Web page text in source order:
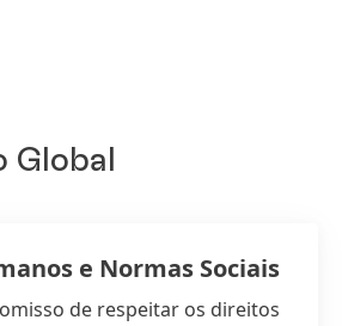
Global
e Normas Sociais
de respeitar os direitos